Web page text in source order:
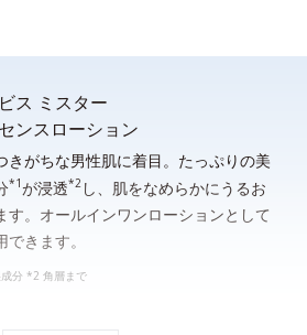
のひらに適量（約２cm）をとり、水ま
てから洗顔し、その後しっかり洗い流
用になる場合は、洗面器等の器に適量をとり、水または
ス ミスター
ンスローション
きがちな男性肌に着目。たっぷりの美
*1が浸透*2 し、肌をなめらかにうるお
す。オールインワンローションとして
できます。
分 *2 角層まで